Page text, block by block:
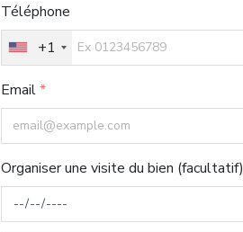
Téléphone
+1
Email
Organiser une visite du bien (facultatif)